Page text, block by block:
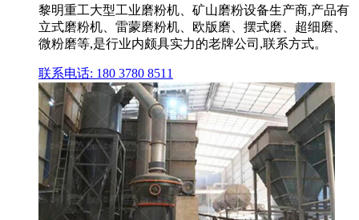
黎明重工大型工业磨粉机、矿山磨粉设备生产商,产品有
立式磨粉机、雷蒙磨粉机、欧版磨、摆式磨、超细磨、
微粉磨等,是行业内颇具实力的老牌公司,联系方式。
联系电话: 180 3780 8511